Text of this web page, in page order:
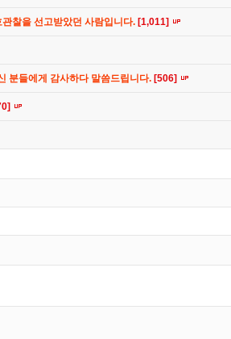
찰을 선고받았던 사람입니다. [1,011]
분들에게 감사하다 말씀드립니다. [506]